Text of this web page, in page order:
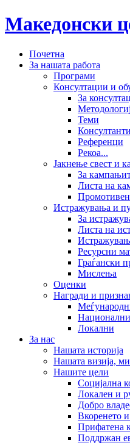
Македонски
Почетна
За нашата работа
Програми
Консултации и
За
Теми
Консултанти
Референци
Рекоа...
Јакнење свест и
За
Листа на
Промотивен
Истражувања и
За
Листа на
Ресурсни
Граѓански
Мислења
Оценки
Награди и
Национални
Локални
За нас
Нашата историја
Нашата визија,
Нашите цели
Социјална
Локален и
Добро
Вкоренето
Прифатена
Поддржан